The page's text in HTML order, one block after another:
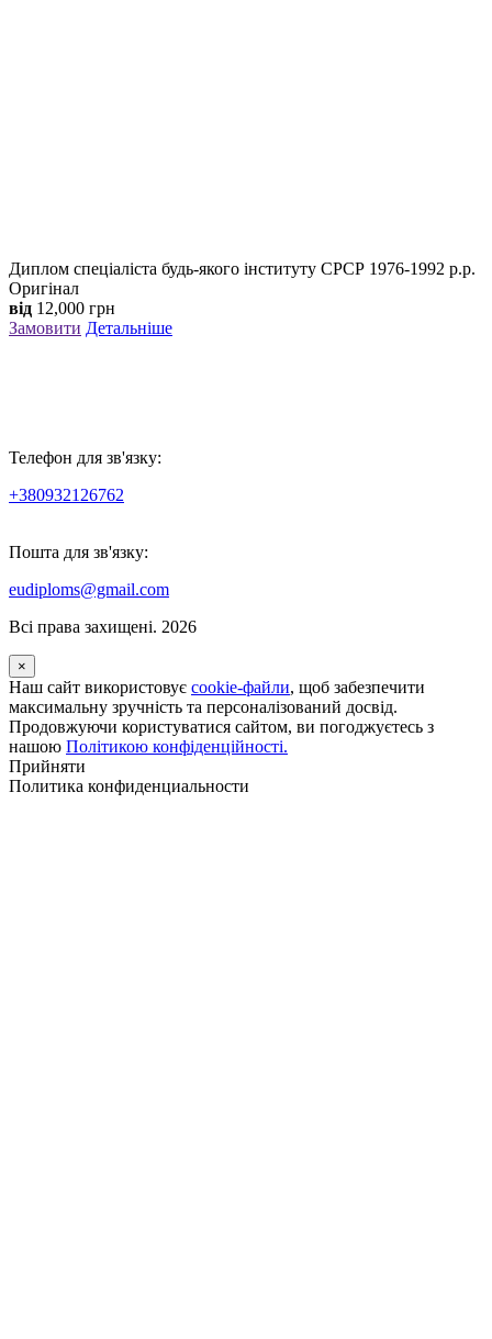
Диплом спеціаліста будь-якого інституту СРСР 1976-1992 р.р.
Оригінал
від 12,000 грн
Замовити Детальніше
Телефон для зв'язку:
+380932126762
Пошта для зв'язку:
eudiploms@gmail.com
Всі права захищені. 2026
×
Наш сайт використовує cookie-файли, щоб забезпечити
максимальну зручність та персоналізований досвід.
Продовжуючи користуватися сайтом, ви погоджуєтесь з
нашою Політикою конфіденційності.
Прийняти
Политика конфиденциальности